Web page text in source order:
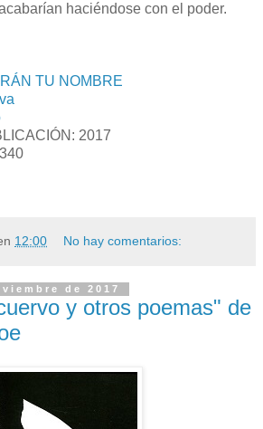
haciéndose con el poder.
TU NOMBRE
2017
12:00 No hay comentarios:
de 2017
y otros poemas" de